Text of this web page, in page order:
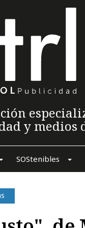
y medios
SOStenibles